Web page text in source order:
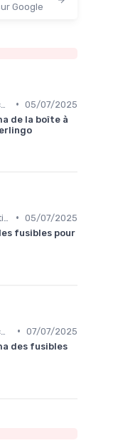
Google
• 05/07/2025
de la boîte à
• 05/07/2025
fusibles pour
• 07/07/2025
des fusibles